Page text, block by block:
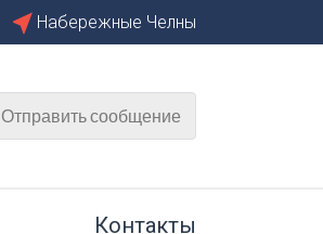
Тамбов
Набережные Челны
Отправить сообщение
Контакты